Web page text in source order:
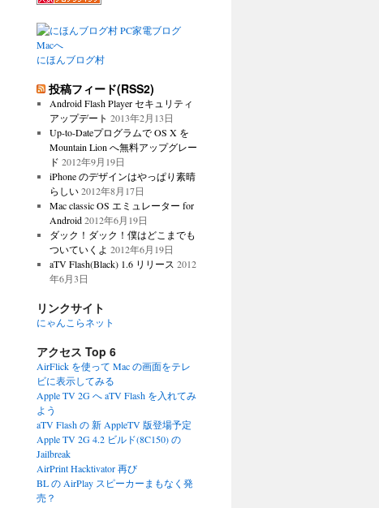
にほんブログ村
投稿フィード(RSS2)
Android Flash Player セキュリティ
アップデート 2013年2月13日
Up-to-Dateプログラムで OS X を
Mountain Lion へ無料アップグレー
ド 2012年9月19日
iPhone のデザインはやっぱり素晴
らしい 2012年8月17日
Mac classic OS エミュレーター for
Android 2012年6月19日
ダック！ダック！僕はどこまでも
ついていくよ 2012年6月19日
aTV Flash(Black) 1.6 リリース 2012
年6月3日
リンクサイト
にゃんこらネット
アクセス Top 6
AirFlick を使って Mac の画面をテレ
ビに表示してみる
Apple TV 2G へ aTV Flash を入れてみ
よう
aTV Flash の 新 AppleTV 版登場予定
Apple TV 2G 4.2 ビルド(8C150) の
Jailbreak
AirPrint Hacktivator 再び
BL の AirPlay スピーカーまもなく発
売？